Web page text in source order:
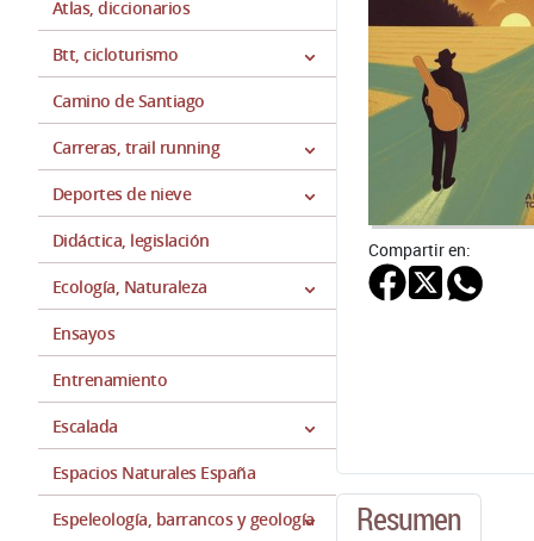
Atlas, diccionarios
Btt, cicloturismo
Camino de Santiago
Carreras, trail running
Deportes de nieve
Didáctica, legislación
Ecología, Naturaleza
Ensayos
Entrenamiento
Escalada
Espacios Naturales España
Espeleología, barrancos y geología
Compartir en:
Resumen